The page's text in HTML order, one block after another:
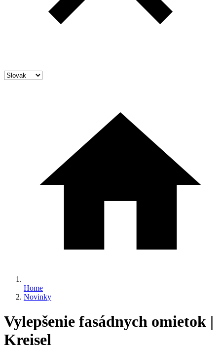
Home
Novinky
Vylepšenie fasádnych omietok |
Kreisel